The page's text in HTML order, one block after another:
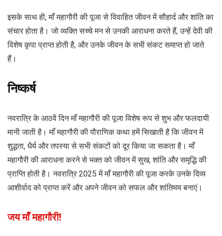
इसके साथ ही, माँ महागौरी की पूजा से विवाहित जीवन में सौहार्द और शांति का
संचार होता है। जो व्यक्ति सच्चे मन से उनकी आराधना करते हैं, उन्हें देवी की
विशेष कृपा प्राप्त होती है, और उनके जीवन के सभी संकट समाप्त हो जाते
हैं।
निष्कर्ष
नवरात्रि के आठवें दिन माँ महागौरी की पूजा विशेष रूप से शुभ और फलदायी
मानी जाती है। माँ महागौरी की पौराणिक कथा हमें सिखाती है कि जीवन में
शुद्धता, धैर्य और तपस्या से सभी संकटों को दूर किया जा सकता है। माँ
महागौरी की आराधना करने से भक्त को जीवन में सुख, शांति और समृद्धि की
प्राप्ति होती है। नवरात्रि 2025 में माँ महागौरी की पूजा करके उनके दिव्य
आशीर्वाद को प्राप्त करें और अपने जीवन को सफल और शांतिमय बनाएं।
जय माँ महागौरी!